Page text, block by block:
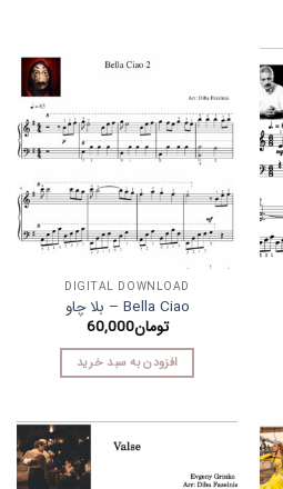
DIGITAL DOWNLOAD
Bella Ciao – بلا چاو
تومان60,000
افزودن به سبد خرید